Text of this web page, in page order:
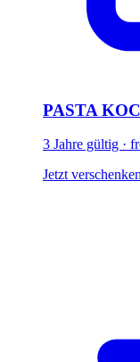
PASTA
3 Jahre gültig ·
Jetzt verschenken